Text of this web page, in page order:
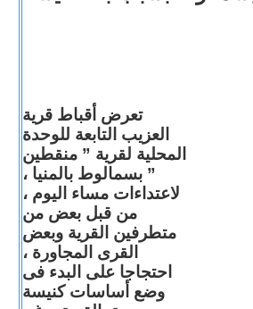
تعرض أقباط قرية
العزيب التابعة للوحدة
المحلية لقرية ” منقطين
” بسمالوط بالمنيا ،
لاعتداءات مساء اليوم ،
من قبل بعض من
متطرفين القرية وبعض
القرى المجاورة ،
احتجاجا على البدء فى
وضع أساسات كنيسة